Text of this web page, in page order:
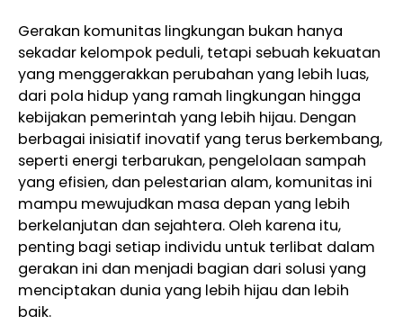
Gerakan komunitas lingkungan bukan hanya
sekadar kelompok peduli, tetapi sebuah kekuatan
yang menggerakkan perubahan yang lebih luas,
dari pola hidup yang ramah lingkungan hingga
kebijakan pemerintah yang lebih hijau. Dengan
berbagai inisiatif inovatif yang terus berkembang,
seperti energi terbarukan, pengelolaan sampah
yang efisien, dan pelestarian alam, komunitas ini
mampu mewujudkan masa depan yang lebih
berkelanjutan dan sejahtera. Oleh karena itu,
penting bagi setiap individu untuk terlibat dalam
gerakan ini dan menjadi bagian dari solusi yang
menciptakan dunia yang lebih hijau dan lebih
baik.